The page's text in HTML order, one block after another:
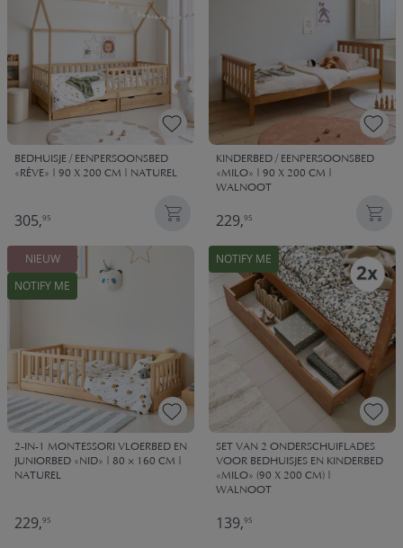
BEDHUISJE / EENPERSOONSBED
«RÊVE» | 90 X 200 CM | NATUREL
305,95
KINDERBED / EENPERSOONSBED
«MILO» | 90 X 200 CM |
WALNOOT
229,95
NIEUW
NOTIFY ME
2-IN-1 MONTESSORI VLOERBED EN
JUNIORBED «NID» | 80 × 160 CM |
NATUREL
229,95
NOTIFY ME
SET VAN 2 ONDERSCHUIFLADES
VOOR BEDHUISJES EN KINDERBED
«MILO» (90 X 200 CM) |
WALNOOT
139,95